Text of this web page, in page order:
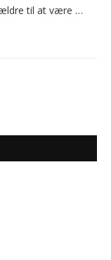
til at være …